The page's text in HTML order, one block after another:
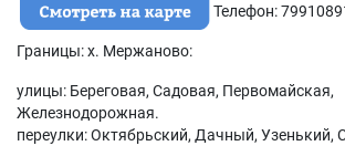
Телефон:
Границы: х. Мержаново:
улицы: Береговая, Садовая, Первомайская,
Железнодорожная.
переулки: Октябрьский, Дачный, Узенький,